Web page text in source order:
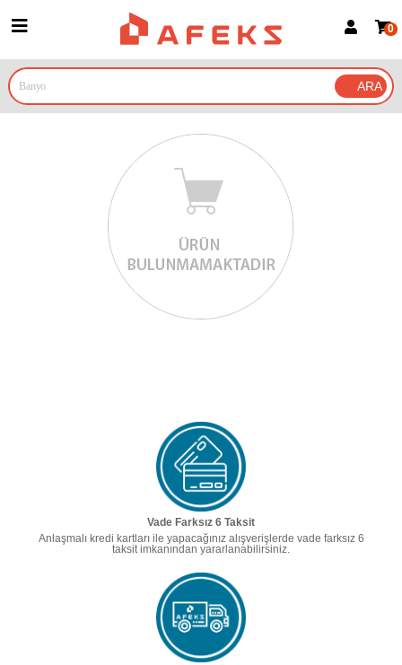
Google İle Bağlan
0
Vade Farksız 6 Taksit
Anlaşmalı kredi kartları ile yapacağınız alışverişlerde vade farksız 6
taksit imkanından yararlanabilirsiniz.